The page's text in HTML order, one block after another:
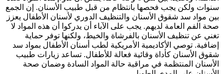
سنوات ولكن يجب فحصها بانتظام من قبل طبيب الأسنان. إن الجمع
بين مواد سد شقوق الأسنان والتنظيف الدوري لأسنان الأطفال يعزز
صحة الفم العامة لديهم. يجب على الآباء أن يدركوا أن هذه المواد لا
تغني عن تنظيف الأسنان بالفرشاة والخيط، ولكنها توفر حماية
إضافية. توصي الأكاديمية الأمريكية لطب أسنان الأطفال بمواد سد
شقوق الأسنان كأداة وقائية فعالة للأطفال. تساعد زيارات طبيب
الأسنان المنتظمة في مراقبة حالة المواد السادة وضمان صحة